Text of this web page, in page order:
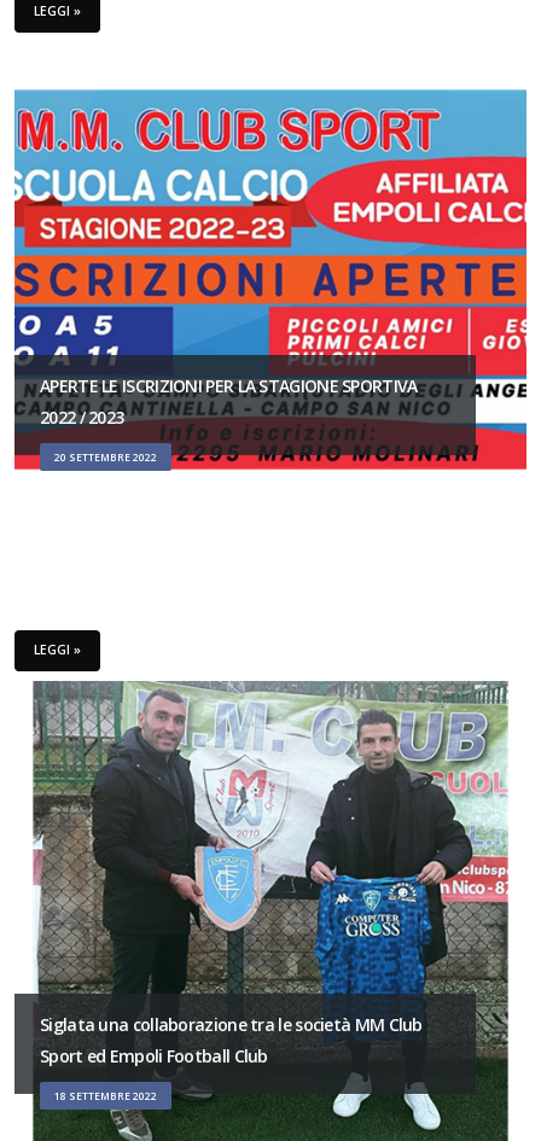
LEGGI »
APERTE LE ISCRIZIONI PER LA STAGIONE SPORTIVA
2022 / 2023
20 SETTEMBRE 2022
LEGGI »
Siglata una collaborazione tra le società MM Club
Sport ed Empoli Football Club
18 SETTEMBRE 2022